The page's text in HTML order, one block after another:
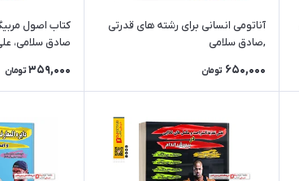
آناتومی انسانی برای رشته های قدرتی
,صادق سلامی
650,000 تومان
کتاب اصول
صادق سلامی،
359,000 تومان